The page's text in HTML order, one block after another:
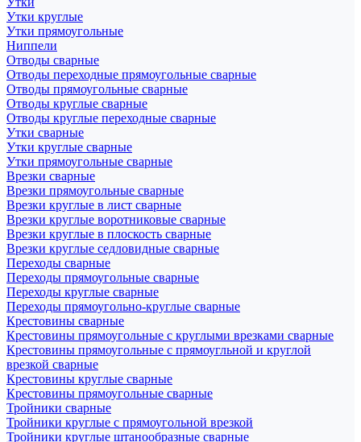
Утки круглые
Утки прямоугольные
Ниппели
Отводы сварные
Отводы переходные прямоугольные сварные
Отводы прямоугольные сварные
Отводы круглые сварные
Отводы круглые переходные сварные
Утки сварные
Утки круглые сварные
Утки прямоугольные сварные
Врезки сварные
Врезки прямоугольные сварные
Врезки круглые в лист сварные
Врезки круглые воротниковые сварные
Врезки круглые в плоскость сварные
Врезки круглые седловидные сварные
Переходы сварные
Переходы прямоугольные сварные
Переходы круглые сварные
Переходы прямоугольно-круглые сварные
Крестовины сварные
Крестовины прямоугольные с круглыми врезками сварные
Крестовины прямоугольные с прямоугльной и круглой
врезкой сварные
Крестовины круглые сварные
Крестовины прямоугольные сварные
Тройники сварные
Тройники круглые с прямоугольной врезкой
Тройники круглые штанообразные сварные